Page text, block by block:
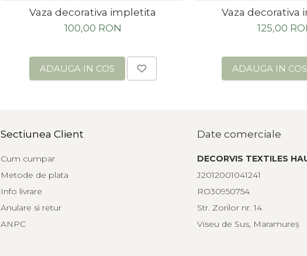
Vaza decorativa impletita
100,00 RON
ADAUGA IN COS
Vaza decorativa
125,00
ADAUGA IN COS
Sectiunea Client
Cum cumpar
Metode de plata
Info livrare
Anulare si retur
ANPC
Date comerciale
DECORVIS TEXTILES
J2012001041241
RO30950754
Str. Zorilor nr. 14
Viseu de Sus, Maramureş